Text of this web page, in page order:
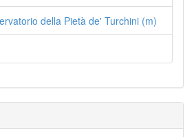
della Pietà de' Turchini (m)